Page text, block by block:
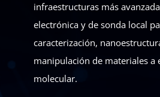
infraestructuras más
electrónica y de sonda local
caracterización,
manipulación de materiales a
molecular.